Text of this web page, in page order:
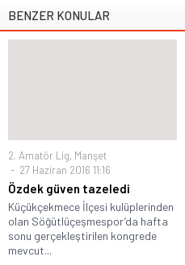
BENZER KONULAR
2. Amatör Lig, Manşet
27 Haziran 2016 11:16
Özdek güven tazeledi
Küçükçekmece İlçesi kulüplerinden
olan Söğütlüçeşmespor’da hafta
sonu gerçekleştirilen kongrede
mevcut...